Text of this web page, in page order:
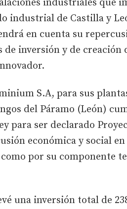
industriales que
industrial de Castilla y
en cuenta su
inversión y de creación
S.A, para sus
del Páramo (León)
para ser declarado
económica y social
por su componente
una inversión total de